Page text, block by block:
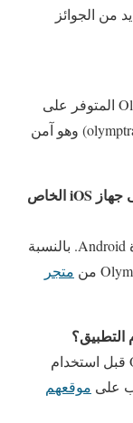
من الجوائز
نعم، يتم الحصول على ملف Olymp Trade APK المتوفر على
موقعنا مباشرة من الموقع الرسمي (olymptrade.com) وهو آمن
هل يمكنني استخدام Olymp Trade APK على جهاز iOS الخاص
لا، Olymp Trade APK متوافق فقط مع أجهزة Android. بالنسبة
متجر
نعم، تحتاج إلى إنشاء حساب مع Olymp Trade قبل استخدام
على موقعهم